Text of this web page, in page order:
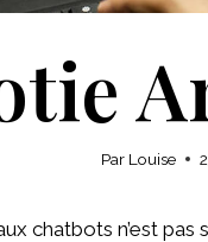
Par Louise
chatbots n’est pas